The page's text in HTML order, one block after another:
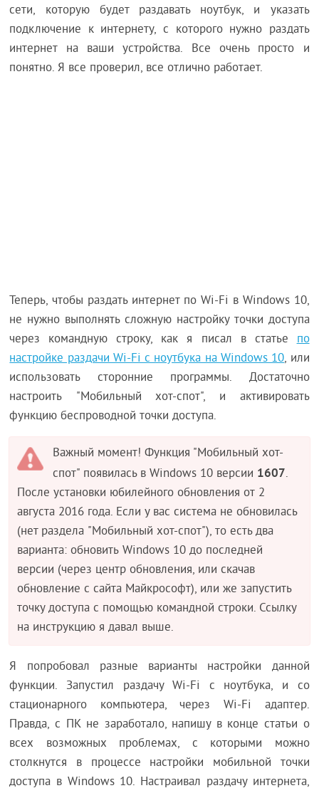
сети, которую будет раздавать ноутбук, и указать
подключение к интернету, с которого нужно раздать
интернет на ваши устройства. Все очень просто и
понятно. Я все проверил, все отлично работает.
Теперь, чтобы раздать интернет по Wi-Fi в Windows 10,
не нужно выполнять сложную настройку точки доступа
через командную строку, как я писал в статьепо
настройке раздачи Wi-Fi с ноутбука на Windows 10, или
использовать сторонние программы. Достаточно
настроить "Мобильный хот-спот", и активировать
функцию беспроводной точки доступа.
Важный момент! Функция "Мобильный хот-
спот" появилась в Windows 10 версии 1607.
После установки юбилейного обновления от 2
августа 2016 года. Если у вас система не обновилась
(нет раздела "Мобильный хот-спот"), то есть два
варианта: обновить Windows 10 до последней
версии (через центр обновления, или скачав
обновление с сайта Майкрософт), или же запустить
точку доступа с помощью командной строки. Ссылку
на инструкцию я давал выше.
Я попробовал разные варианты настройки данной
функции. Запустил раздачу Wi-Fi с ноутбука, и со
стационарного компьютера, через Wi-Fi адаптер.
Правда, с ПК не заработало, напишу в конце статьи о
всех возможных проблемах, с которыми можно
столкнутся в процессе настройки мобильной точки
доступа в Windows 10. Настраивал раздачу интернета,